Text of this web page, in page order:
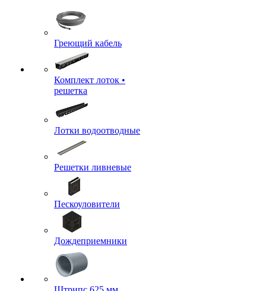
Греющий кабель
Комплект лоток •
решетка
Лотки водоотводные
Решетки ливневые
Пескоуловители
Дождеприемники